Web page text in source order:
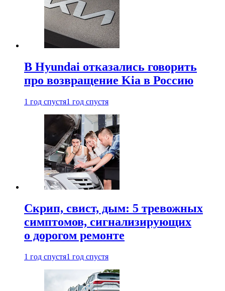
В Hyundai отказались говорить
про возвращение Kia в Россию
1 год спустя1 год спустя
Скрип, свист, дым: 5 тревожных
симптомов, сигнализирующих
о дорогом ремонте
1 год спустя1 год спустя